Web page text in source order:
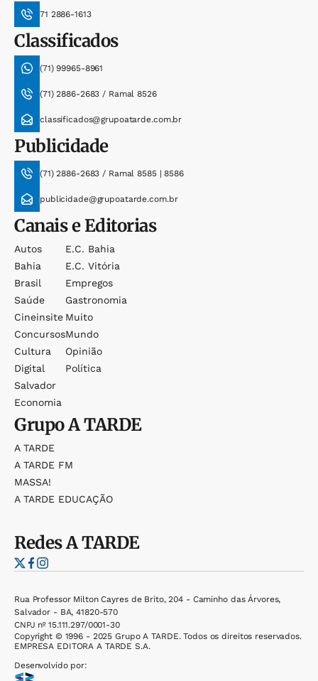
71 2886-1613
Classificados
(71) 99965-8961
(71) 2886-2683 / Ramal 8526
classificados@grupoatarde.com.br
Publicidade
(71) 2886-2683 / Ramal 8585 | 8586
publicidade@grupoatarde.com.br
Canais e Editorias
Autos
Bahia
Brasil
Saúde
Cineinsite
Concursos
Cultura
Digital
Salvador
Economia
E.c. Bahia
E.c. Vitória
Empregos
Gastronomia
Muito
Mundo
Opinião
Política
GrupoA TARDE
A TARDE
A TARDE FM
MASSA!
A TARDE EDUCAÇÃO
RedesA TARDE
Rua Professor Milton Cayres de Brito, 204 - Caminho das Árvores,
Salvador - BA, 41820-570
CNPJ nº 15.111.297/0001-30
Copyright © 1996 - 2025 Grupo A TARDE. Todos os direitos reservados.
EMPRESA EDITORA A TARDE S.A.
Desenvolvido por: